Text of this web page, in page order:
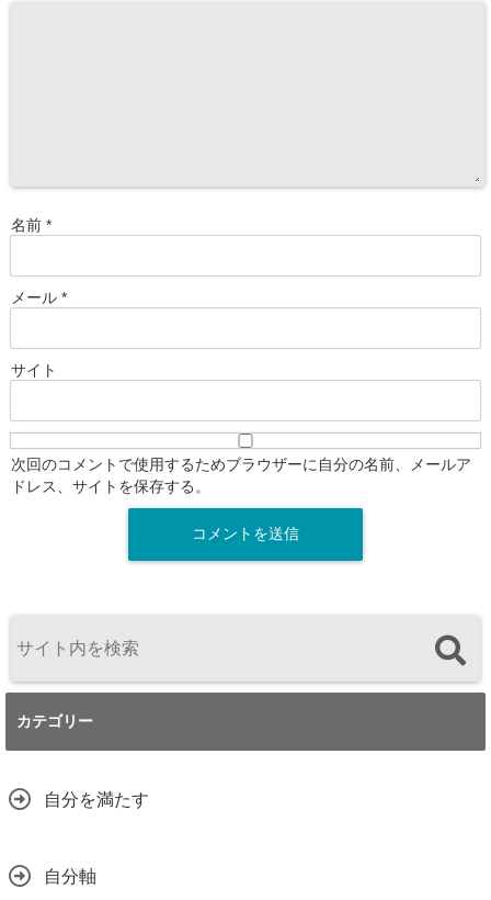
名前 *
メール *
サイト
次回のコメントで使用するためブラウザーに自分の名前、メールア
ドレス、サイトを保存する。
カテゴリー
自分を満たす
自分軸